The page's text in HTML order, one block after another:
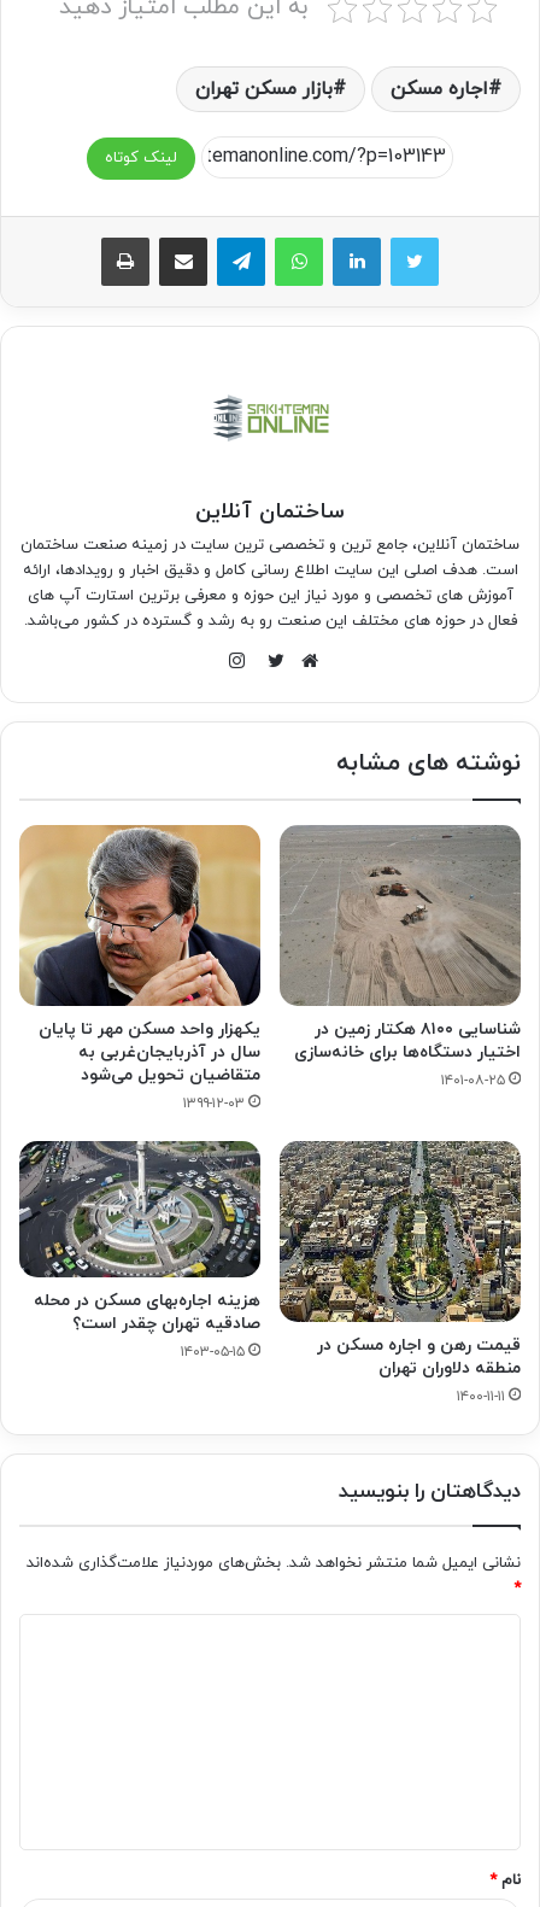
به این مطلب امتیاز دهید
اجاره مسکن بازار مسکن تهران
لینک کوتاه
واتس آپ تلگرام اشتراک گذاری از طریق ایمیل چاپ
ساختمان آنلاین
ساختمان آنلاین، جامع ترین و تخصصی ترین سایت در زمینه صنعت ساختمان
است. هدف اصلی این سایت اطلاع رسانی کامل و دقیق اخبار و رویدادها، ارائه
آموزش های تخصصی و مورد نیاز این حوزه و معرفی برترین استارت آپ های
فعال در حوزه های مختلف این صنعت رو به رشد و گسترده در کشور می‌باشد.
نوشته های مشابه
شناسایی ۸۱۰۰ هکتار زمین در
اختیار دستگاه‌ها برای خانه‌سازی
۱۴۰۱-۰۸-۲۵
یکهزار واحد مسکن مهر تا پایان
سال در آذربایجان‌غربی به
متقاضیان تحویل می‌شود
۱۳۹۹-۱۲-۰۳
قیمت رهن و اجاره مسکن در
منطقه دلاوران تهران
۱۴۰۰-۱۱-۱۱
هزینه اجاره‌بهای مسکن در محله
صادقیه تهران چقدر است؟
۱۴۰۳-۰۵-۱۵
دیدگاهتان را بنویسید
نشانی ایمیل شما منتشر نخواهد شد. بخش‌های موردنیاز علامت‌گذاری شده‌اند
*
*
نام*